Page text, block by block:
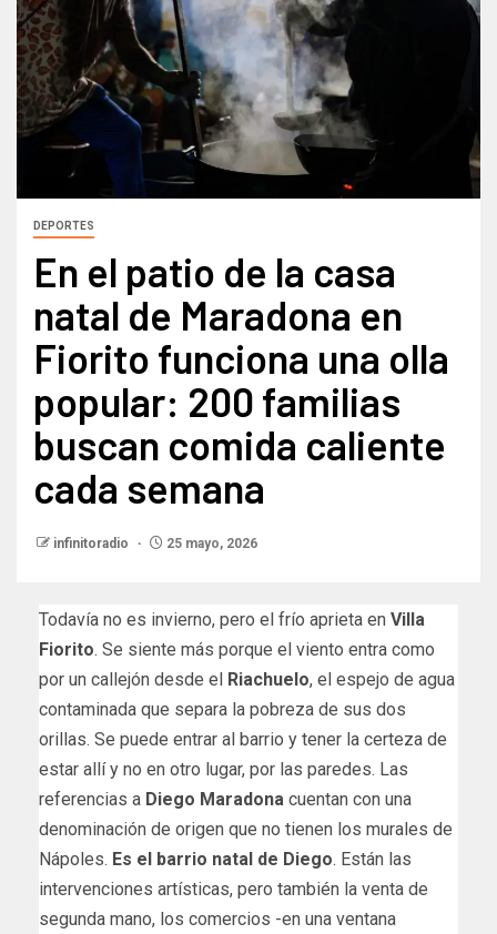
DEPORTES
En el patio de la casa
natal de Maradona en
Fiorito funciona una olla
popular: 200 familias
buscan comida caliente
cada semana
infinitoradio 25 mayo, 2026
Todavía no es invierno, pero el frío aprieta en Villa
Fiorito. Se siente más porque el viento entra como
por un callejón desde el Riachuelo, el espejo de agua
contaminada que separa la pobreza de sus dos
orillas. Se puede entrar al barrio y tener la certeza de
estar allí y no en otro lugar, por las paredes. Las
referencias a Diego Maradona cuentan con una
denominación de origen que no tienen los murales de
Nápoles. Es el barrio natal de Diego. Están las
intervenciones artísticas, pero también la venta de
segunda mano, los comercios -en una ventana